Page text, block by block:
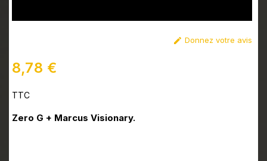
 Donnez votre avis
8,78 €
TTC
Zero G + Marcus Visionary.